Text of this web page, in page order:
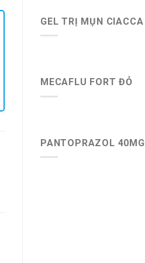
GEL TRỊ MỤN CIACCA
MECAFLU FORT ĐỎ
PANTOPRAZOL 40MG